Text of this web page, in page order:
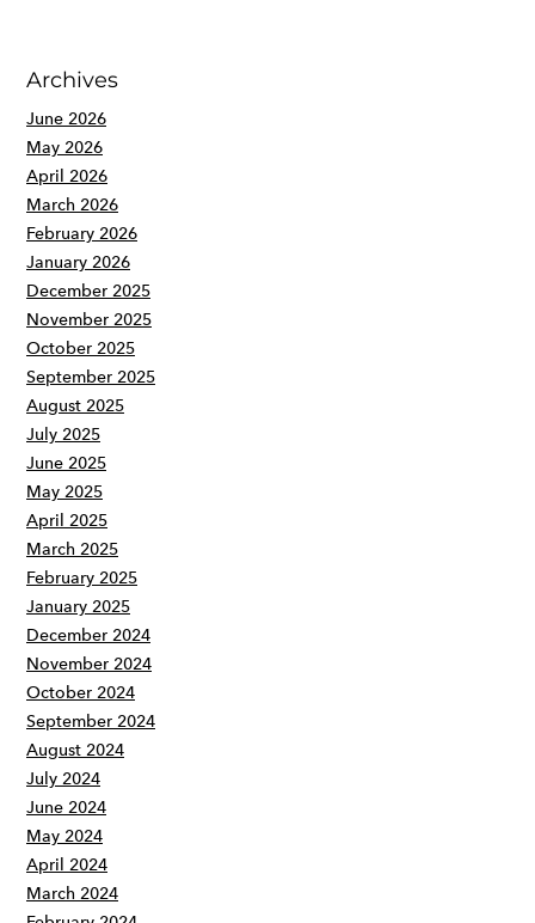
Archives
June 2026
May 2026
April 2026
March 2026
February 2026
January 2026
December 2025
November 2025
October 2025
September 2025
August 2025
July 2025
June 2025
May 2025
April 2025
March 2025
February 2025
January 2025
December 2024
November 2024
October 2024
September 2024
August 2024
July 2024
June 2024
May 2024
April 2024
March 2024